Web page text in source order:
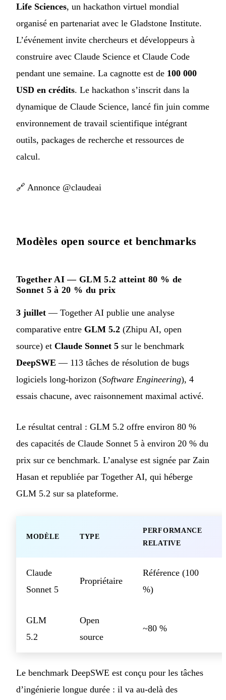
Life Sciences, un hackathon virtuel mondial
organisé en partenariat avec le Gladstone Institute.
L’événement invite chercheurs et développeurs à
construire avec Claude Science et Claude Code
pendant une semaine. La cagnotte est de 100 000
USD en crédits. Le hackathon s’inscrit dans la
dynamique de Claude Science, lancé fin juin comme
environnement de travail scientifique intégrant
outils, packages de recherche et ressources de
calcul.
🔗 Annonce @claudeai
Modèles open source et benchmarks
Together AI — GLM 5.2 atteint 80 % de
Sonnet 5 à 20 % du prix
3 juillet — Together AI publie une analyse
comparative entre GLM 5.2 (Zhipu AI, open
source) et Claude Sonnet 5 sur le benchmark
DeepSWE — 113 tâches de résolution de bugs
logiciels long-horizon (Software Engineering), 4
essais chacune, avec raisonnement maximal activé.
Le résultat central : GLM 5.2 offre environ 80 %
des capacités de Claude Sonnet 5 à environ 20 % du
prix sur ce benchmark. L’analyse est signée par Zain
Hasan et republiée par Together AI, qui héberge
GLM 5.2 sur sa plateforme.
MODÈLE TYPE
PERFORMANCE
RELATIVE
Claude
Sonnet 5
Propriétaire
Référence (100
%)
GLM
5.2
Open
source
~80 %
Le benchmark DeepSWE est conçu pour les tâches
d’ingénierie longue durée : il va au-delà des